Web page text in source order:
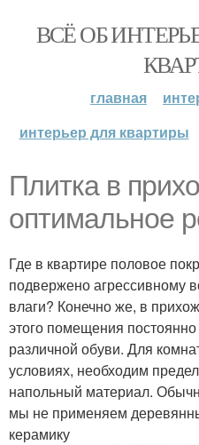
ВСЁ ОБ
главная
интерьер для квартиры
Плитка в
оптимальное
Где в квартире половое
подвержено агрессивному
влаги? Конечно же, в
этого помещения
различной обуви. Для
условиях, необходим
напольный материал.
мы не применяем
керамику